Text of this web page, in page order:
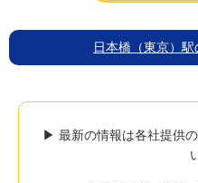
日本橋（東京）
▶ 最新の情報は各社提供